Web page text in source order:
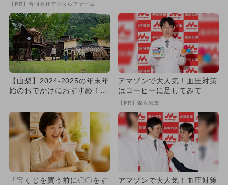
【PR】合同会社デジタルファーム
【山梨】2024-2025の年末年
始のおでかけにおすすめ！人
アマゾンで大人気！血圧対策
はコーヒーに足してみて
【PR】森永乳業
「宝くじを買う前に〇〇をす
アマゾンで大人気！血圧対策